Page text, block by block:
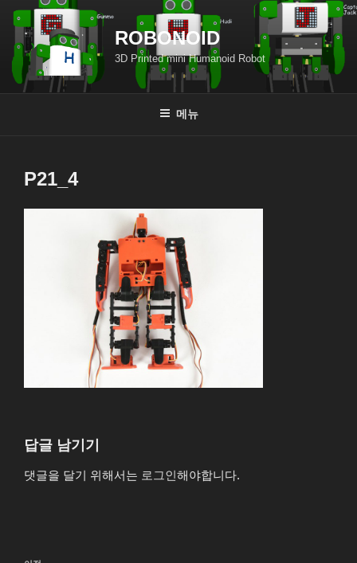
ROBONOID
3D Printed mini Humanoid Robot
메뉴
P21_4
답글 남기기
댓글을 달기 위해서는 로그인해야합니다.
글